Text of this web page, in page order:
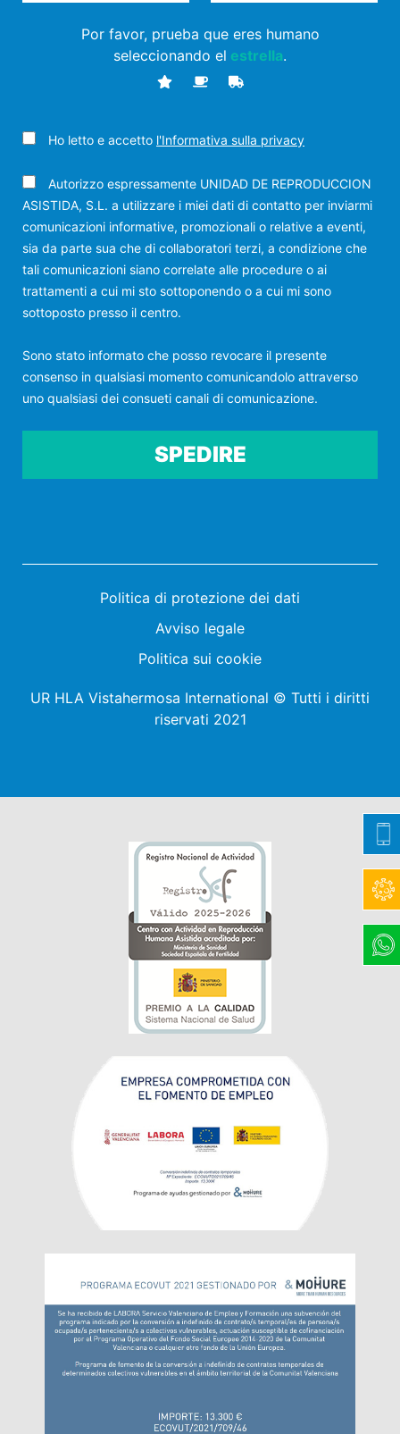
Por favor, prueba que eres humano
seleccionando el estrella.
Ho letto e accetto l'Informativa sulla privacy
Autorizzo espressamente UNIDAD DE REPRODUCCION
ASISTIDA, S.L. a utilizzare i miei dati di contatto per inviarmi
comunicazioni informative, promozionali o relative a eventi,
sia da parte sua che di collaboratori terzi, a condizione che
tali comunicazioni siano correlate alle procedure o ai
trattamenti a cui mi sto sottoponendo o a cui mi sono
sottoposto presso il centro.
Sono stato informato che posso revocare il presente
consenso in qualsiasi momento comunicandolo attraverso
uno qualsiasi dei consueti canali di comunicazione.
Politica di protezione dei dati
Avviso legale
Politica sui cookie
UR HLA Vistahermosa International © Tutti i diritti
riservati 2021